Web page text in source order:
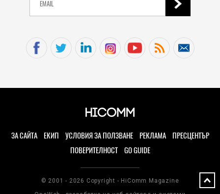
ЗА САЙТА ЕКИП УСЛОВИЯ ЗА ПОЛЗВАНЕ РЕКЛАМА
ПРЕСЦЕНТЪР
ПОВЕРИТЕЛНОСТ
GO GUIDE
© 2001 - 2026 Copyright - HiComm Magazine